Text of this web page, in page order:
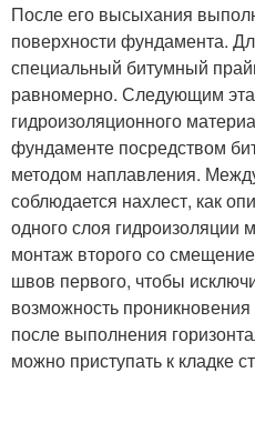
После его высыхания
поверхности фундамента.
специальный битумный
равномерно. Следующим
гидроизоляционного
фундаменте посредством
методом наплавления.
соблюдается нахлест, как
одного слоя гидроизоляции
монтаж второго со
швов первого, чтобы
возможность
после выполнения
можно приступать к кладке